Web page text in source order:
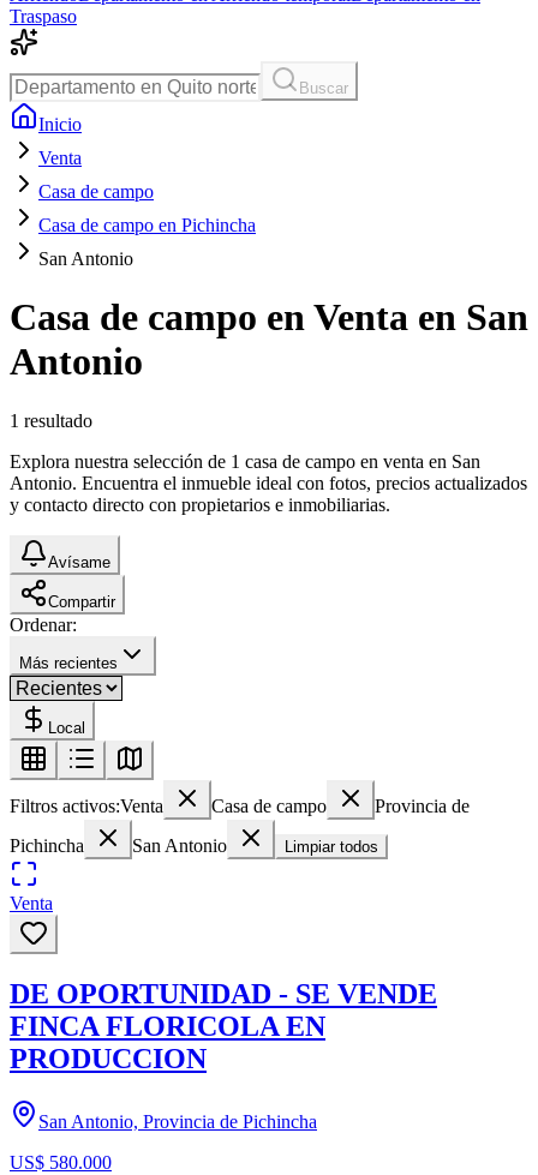
Traspaso
Buscar
Inicio
Venta
Casa de campo
Casa de campo en Pichincha
San Antonio
Casa de campo en Venta en San
Antonio
1 resultado
Explora nuestra selección de 1 casa de campo en venta en San
Antonio. Encuentra el inmueble ideal con fotos, precios actualizados
y contacto directo con propietarios e inmobiliarias.
Avísame
Compartir
Ordenar:
Más recientes
Local
Filtros activos:Venta Casa de campo
Provincia de
Pichincha
San Antonio Limpiar todos
Venta
DE OPORTUNIDAD - SE VENDE
FINCA FLORICOLA EN
PRODUCCION
San Antonio, Provincia de Pichincha
US$ 580.000